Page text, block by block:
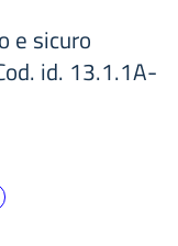
e sicuro
id. 13.1.1A-